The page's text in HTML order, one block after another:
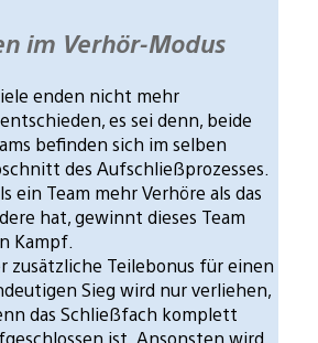
im Verhör-Modus
enden nicht mehr
es sei denn, beide
befinden sich im selben
des Aufschließprozesses.
ein Team mehr Verhöre als das
hat, gewinnt dieses Team
Kampf.
zusätzliche Teilebonus für einen
Sieg wird nur verliehen,
das Schließfach komplett
ist. Ansonsten wird